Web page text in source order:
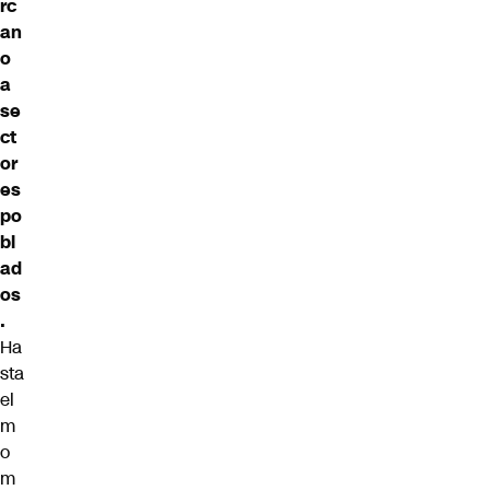
rc
an
o
a
se
ct
or
es
po
bl
ad
os
.
Ha
sta
el
m
o
m